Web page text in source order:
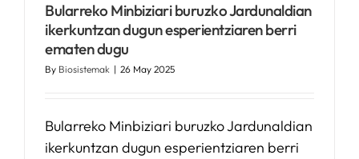
Bularreko Minbiziari buruzko Jardunaldian
ikerkuntzan dugun esperientziaren berri
ematen dugu
By Biosistemak | 26 May 2025
Bularreko Minbiziari buruzko Jardunaldian
ikerkuntzan dugun esperientziaren berri